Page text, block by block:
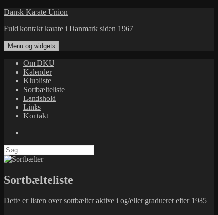
Hop
indhold
Dansk Karate Union
Fuld kontakt karate i Danmark siden 1967
Menu og widgets
Om DKU
Kalender
Klubliste
Sortbælteliste
Landshold
Links
Kontakt
Søg
efter:
Sortbælteliste
Dette er listen over sortbælter aktive i og/eller gradueret efter 1985